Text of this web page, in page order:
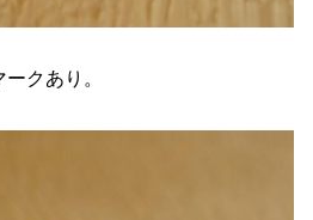
クあり。